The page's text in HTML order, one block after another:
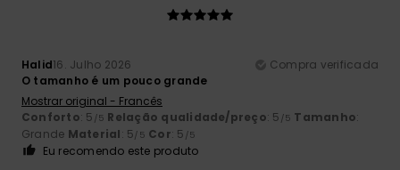
Halid16. Julho 2026
Compra verificada
O tamanho é um pouco grande
Mostrar original - Francês
Conforto: 5 /5 Relação qualidade/preço: 5 /5 Tamanho:
Grande Material: 5 /5 Cor: 5 /5
Eu recomendo este produto